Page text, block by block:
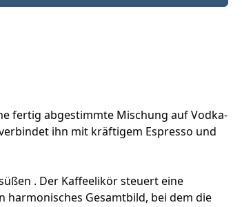
fertig abgestimmte Mischung auf Vodka-
ihn mit kräftigem Espresso und
. Der Kaffeelikör steuert eine
Gesamtbild, bei dem die